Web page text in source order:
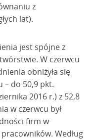
z
lat).
jest spójne z
W czerwcu
obniżyła się
– do 50,9 pkt.
2016 r.) z 52,8
w czerwcu był
firm w
Według